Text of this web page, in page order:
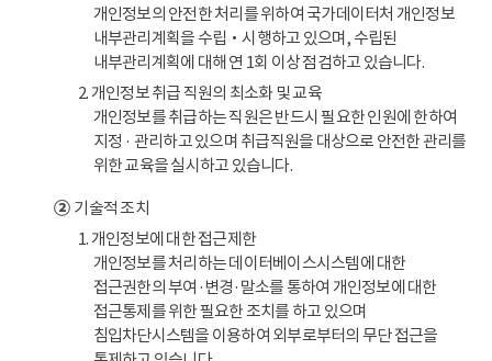
개인정보의 안전한 처리를 위하여 국가데이터처 개인정보
내부관리계획을 수립‧시행하고 있으며, 수립된
내부관리계획에 대해 연 1회 이상 점검하고 있습니다.
2. 개인정보 취급 직원의 최소화 및 교육
개인정보를 취급하는 직원은 반드시 필요한 인원에 한하여
지정 · 관리하고 있으며 취급직원을 대상으로 안전한 관리를
위한 교육을 실시하고 있습니다.
②기술적 조치
1. 개인정보에 대한 접근제한
개인정보를 처리하는 데이터베이스시스템에 대한
접근권한의 부여·변경·말소를 통하여 개인정보에 대한
접근통제를 위한 필요한 조치를 하고 있으며
침입차단시스템을 이용하여 외부로부터의 무단 접근을